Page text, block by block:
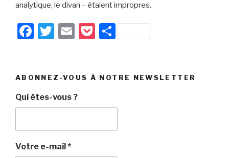
analytique, le divan – étaient impropres.
F
e
b
o
o
k
T
er
E
P
k
P
g
ABONNEZ-VOUS À NOTRE NEWSLETTER
Qui êtes-vous ?
Votre e-mail*